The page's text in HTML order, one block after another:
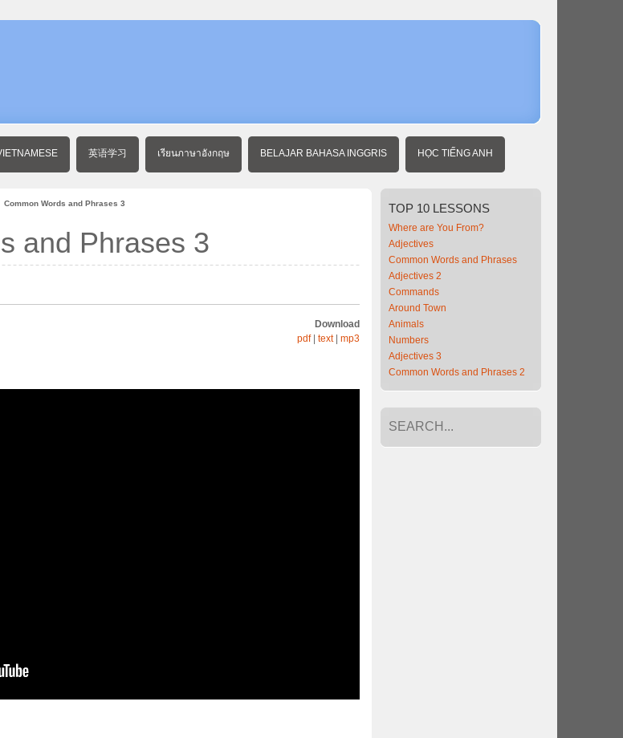
英语学习 เรียนภาษาอังกฤษ BELAJAR BAHASA INGGRIS HỌC TIẾNG ANH
Common Words and Phrases 3
and Phrases 3
Download
pdf| text| mp3
TOP 10 LESSONS
Where are You From?
Adjectives
Common Words and Phrases
Adjectives 2
Commands
Around Town
Animals
Numbers
Adjectives 3
Common Words and Phrases 2